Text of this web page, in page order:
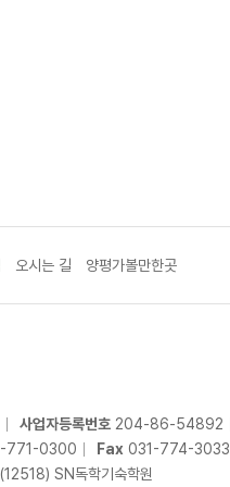
오시는 길 양평가볼만한곳
사업자등록번호 204-86-54892
-771 -0300 Fax 031 -774-3033
SN독학기숙학원